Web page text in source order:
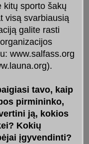
kitų sporto šakų
visą svarbiausią
galite rasti
www.salfass.org
tavo, kaip
pirmininko,
ją, kokios
Kokių
įgyvendinti?